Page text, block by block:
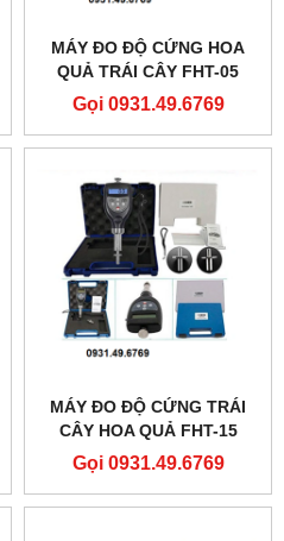
MÁY ĐO ĐỘ CỨNG HOA
QUẢ TRÁI CÂY FHT-05
Gọi 0931.49.6769
MÁY ĐO ĐỘ CỨNG TRÁI
CÂY HOA QUẢ FHT-15
Gọi 0931.49.6769